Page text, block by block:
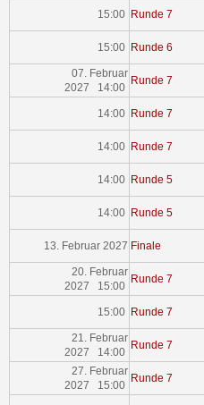
15:00 Runde 7
15:00 Runde 6
07. Februar
2027 14:00
Runde 7
14:00 Runde 7
14:00 Runde 7
14:00 Runde 5
14:00 Runde 5
13. Februar 2027 Finale
20. Februar
2027 15:00
Runde 7
15:00 Runde 7
21. Februar
2027 14:00
Runde 7
27. Februar
2027 15:00
Runde 7